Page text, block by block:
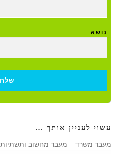
נושא
עשוי לעניין אותך …
מעבר משרד – מעבר מחשוב ותשתיות